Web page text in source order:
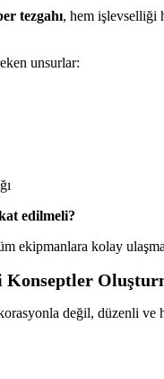
tezgahı, hem işlevselliği
unsurlar:
edilmeli?
ekipmanlara kolay
Konseptler
değil, düzenli